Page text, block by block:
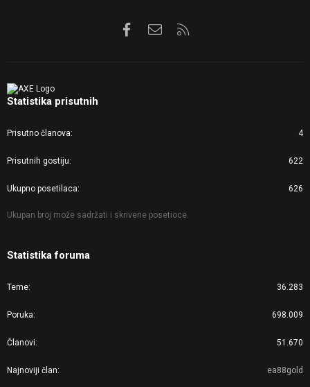
FacebookKontaktirajte nas
Statistika prisutnih
Prisutno članova 4
Prisutnih gostiju 622
Ukupno posetilaca 626
Ukupan broj može sadržati i skrivene posetioce.
Statistika foruma
Teme 36.283
Poruka 698.009
Članovi 51.670
Najnoviji član ea88gold